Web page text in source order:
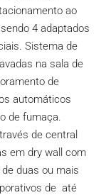
ao
4 adaptados
Sistema de
na sala de
de
automáticos
de fumaça.
de central
em dry wall com
duas ou mais
de até